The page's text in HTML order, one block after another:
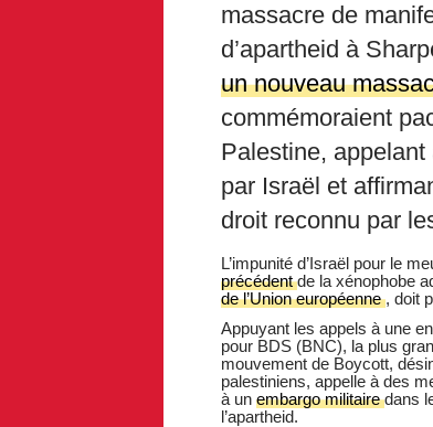
massacre de
d’apartheid à
un nouveau
commémoraient
Palestine,
par Israël et
droit reconnu par
L’impunité d’Israël pour le
précédentde la xénophobe
de l’Union européenne, doit
Appuyant les appels à une
pour BDS (BNC), la plus
mouvement de Boycott,
palestiniens, appelle à des
à un embargo militairedans
l’apartheid.